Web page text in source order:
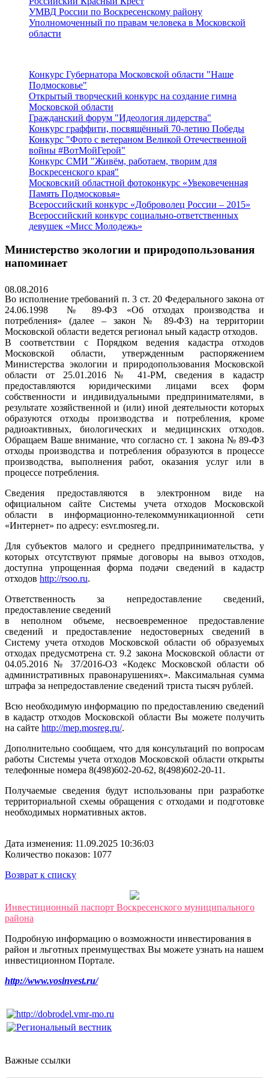
УМВД России по Воскресенскому району
Уполномоченный по правам человека в Московской
области
Конкурс Губернатора Московской области "Наше
Подмосковье"
Открытый творческий конкурс на создание гимна
Московской области
Гражданский форум "Идеология лидерства"
Конкурс граффити, посвящённый 70-летию Победы
Конкурс "Фото с ветераном Великой Отечественной
войны #ВотМойГерой"
Конкурс СМИ "Живём, работаем, творим для
Воскресенского края"
Московский областной фотоконкурс «Увековеченная
Память Подмосковья»
Всероссийский конкурс «Доброволец России – 2015»
Всероссийский конкурс социально-ответственных
девушек «Мисс Молодежь»
Министерство экологии и природопользования
напоминает
08.08.2016
Во исполнение требований п. 3 ст. 20 Федерального закона от
24.06.1998 № 89-ФЗ «Об отходах производства и
потребления» (далее – закон № 89-ФЗ) на территории
Московской области ведется регионал ьный кадастр отходов.
В соответствии с Порядком ведения кадастра отходов
Московской области, утвержденным распоряжением
Министерства экологии и природопользования Московской
области от 25.01.2016 № 41-РМ, сведения в кадастр
предоставляются юридическими лицами всех форм
собственности и индивидуальными предпринимателями, в
результате хозяйственной и (или) иной деятельности которых
образуются отходы производства и потребления, кроме
радиоактивных, биологических и медицинских отходов.
Обращаем Ваше внимание, что согласно ст. 1 закона № 89-ФЗ
отходы производства и потребления образуются в процессе
производства, выполнения работ, оказания услуг или в
процессе потребления.
Сведения предоставляются в электронном виде на
официальном сайте Системы учета отходов Московской
области в информационно-телекоммуникационной сети
«Интернет» по адресу: esvr.mosreg.rи.
Для субъектов малого и среднего предпринимательства, у
которых отсутствуют прямые договоры на вывоз отходов,
доступна упрощенная форма подачи сведений в кадастр
отходов http://rsoo.ru.
Ответственность за непредоставление сведений,
предоставление сведений
в неполном объеме, несвоевременное предоставление
сведений и предоставление недостоверных сведений в
Систему учета отходов Московской области об образуемых
отходах предусмотрена ст. 9.2 закона Московской области от
04.05.2016 № 37/2016-ОЗ «Кодекс Московской области об
административных правонарушениях». Максимальная сумма
штрафа за непредоставление сведений триста тысяч рублей.
Всю необходимую информацию по предоставлению сведений
в кадастр отходов Московской области Вы можете получить
на сайте http://mep.mosreg.ru/.
Дополнительно сообщаем, что для консультаций по вопросам
работы Системы учета отходов Московской области открыты
телефонные номера 8(498)602-20-62, 8(498)602-20-11.
Получаемые сведения будут использованы при разработке
территориальной схемы обращения с отходами и подготовке
необходимых нормативных актов.
Дата изменения: 11.09.2025 10:36:03
Количество показов: 1077
Возврат к списку
Инвестиционный паспорт Воскресенского муниципального
района
Подробную информацию о возможности инвестирования в
район и льготных преимуществах Вы можете узнать на нашем
инвестиционном Портале.
http://www.vosinvest.ru/
Важные ссылки